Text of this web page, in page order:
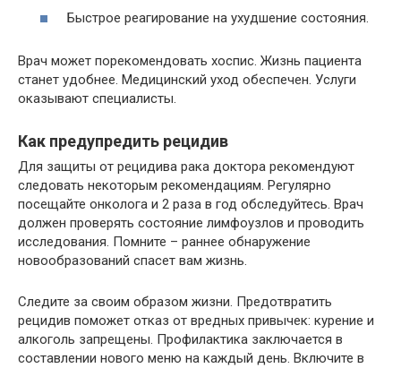
Быстрое реагирование на ухудшение состояния.
Врач может порекомендовать хоспис. Жизнь пациента
станет удобнее. Медицинский уход обеспечен. Услуги
оказывают специалисты.
Как предупредить рецидив
Для защиты от рецидива рака доктора рекомендуют
следовать некоторым рекомендациям. Регулярно
посещайте онколога и 2 раза в год обследуйтесь. Врач
должен проверять состояние лимфоузлов и проводить
исследования. Помните – раннее обнаружение
новообразований спасет вам жизнь.
Следите за своим образом жизни. Предотвратить
рецидив поможет отказ от вредных привычек: курение и
алкоголь запрещены. Профилактика заключается в
составлении нового меню на каждый день. Включите в